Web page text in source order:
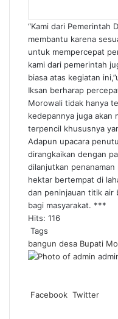
“Kami dari Pemerintah
membantu karena
untuk mempercepat
kami dari pemerintah
biasa atas kegiatan
Iksan berharap
Morowali tidak hanya
kedepannya juga akan
terpencil khususnya
Adapun upacara
dirangkaikan dengan
dilanjutkan
hektar bertempat di
dan peninjauan titik air
bagi masyarakat. ***
Hits: 116
Tags
bangun desa Bupati
via
Facebook Twitter